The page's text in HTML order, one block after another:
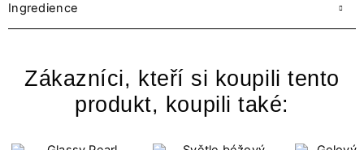
Ingredience
Zákazníci, kteří si koupili tento
produkt, koupili také: